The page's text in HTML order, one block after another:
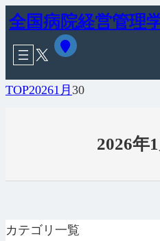
内
ス
全国病院経営管理
X
ア
イ
ン
リ
TOP20261月 30
2026年
カテゴリ一覧